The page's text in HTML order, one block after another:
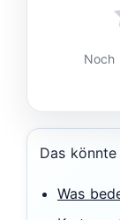
Noch
Das
Was